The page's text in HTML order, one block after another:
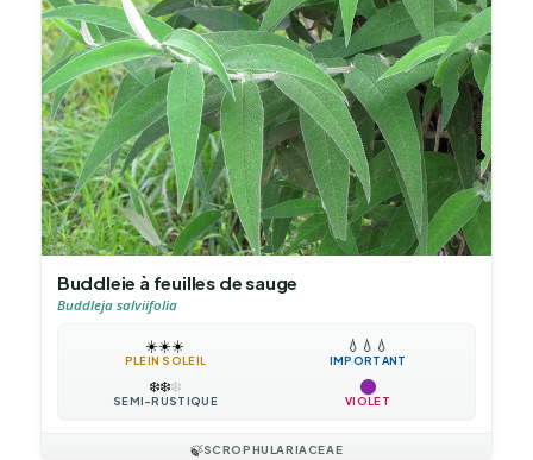
Buddleie à feuilles de sauge
Buddleja salviifolia
☀️☀️☀️
PLEIN SOLEIL
💧 💧 💧
IMPORTANT
❄️❄️❄️
SEMI-RUSTIQUE VIOLET
🍃SCROPHULARIACEAE